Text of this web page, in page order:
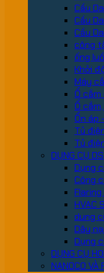
Cầu
Cầu
Cầu
công
ống
Khởi
Máy
Ổ
Ổ
Ổn áp
Tủ
Tủ
DỤNG CỤ
Dụng
Công
Flaring
HVAC
dung
Dây
Dụng
DỤNG CỤ
NANOCO VÀ